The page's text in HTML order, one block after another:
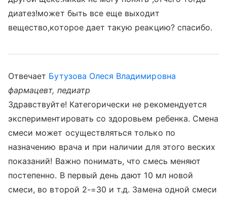
диатез!может быть все еще выходит
вещество,которое дает такую реакцию? спасибо.
Отвечает Бутузова Олеся Владимировна
фармацевт, педиатр
Здравствуйте! Категорически не рекомендуется
экспериментировать со здоровьем ребенка. Смена
смеси может осуществляться только по
назначению врача и при наличии для этого веских
показаний! Важно понимать, что смесь меняют
постепенно. В первый день дают 10 мл новой
смеси, во второй 2-=30 и т.д. Замена одной смеси